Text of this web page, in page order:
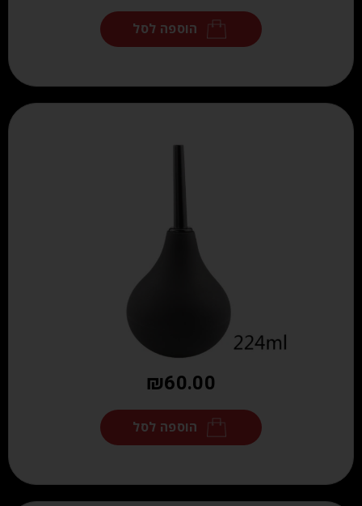
הוספה לסל
₪60.00
הוספה לסל